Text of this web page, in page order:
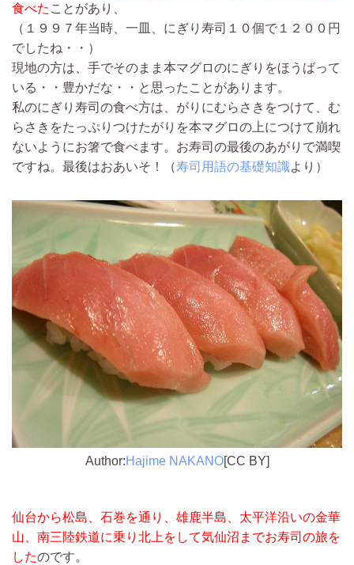
食べた ことがあり、
（１９９７年当時、一皿、にぎり寿司１０個で１２００円
でしたね・・）
現地の方は、手でそのまま本マグロのにぎりをほうばって
いる・・豊かだな・・と思ったことがあります。
私のにぎり寿司の食べ方は、がりにむらさきをつけて、む
らさきをたっぷりつけたがりを本マグロの上につけて崩れ
ないようにお箸で食べます。お寿司の最後のあがりで満喫
ですね。最後はおあいそ！（寿司用語の基礎知識より）
Author:Hajime NAKANO[CC BY]
仙台から松島、石巻を通り、雄鹿半島、太平洋沿いの金華
山、南三陸鉄道に乗り北上をして気仙沼までお寿司の旅を
したのです。